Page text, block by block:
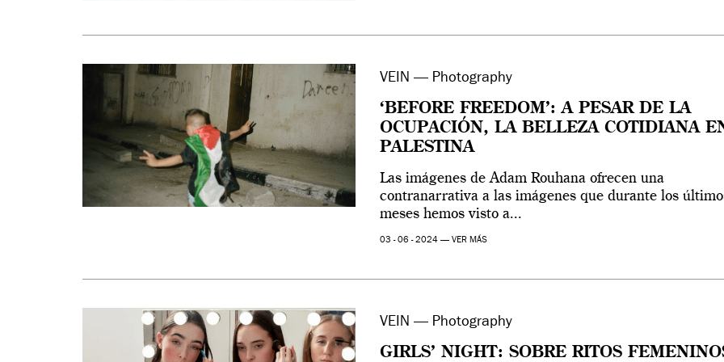
VEIN — Photography
‘BEFORE FREEDOM’: A PESAR DE LA
OCUPACIÓN, LA BELLEZA COTIDIANA
PALESTINA
Las imágenes de Adam Rouhana ofrecen una
contranarrativa a las imágenes que durante los
meses hemos visto a...
03 - 06 - 2024 —VER MÁS
VEIN — Photography
GIRLS’ NIGHT: SOBRE RITOS